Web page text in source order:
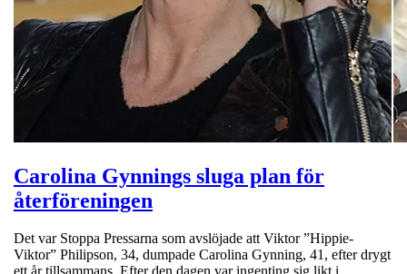
Carolina Gynnings sluga plan för
återföreningen
Det var Stoppa Pressarna som avslöjade att Viktor ”Hippie-
Viktor” Philipson, 34, dumpade Carolina Gynning, 41, efter drygt